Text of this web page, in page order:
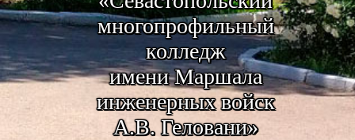
многопрофильный
колледж
имени Маршала
инженерных войск
А.В. Геловани»